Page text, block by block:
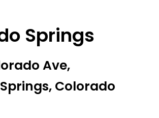
Springs
Ave,
Colorado